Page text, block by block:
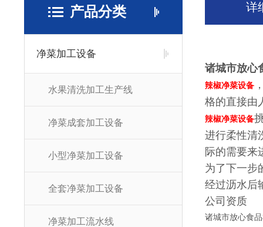
产品分类
净菜加工设备
水果清洗加工生产线
净菜成套加工设备
小型净菜加工设备
全套净菜加工设备
净菜加工流水线
详
诸城市放心
辣椒净菜设备
格的直接由
辣椒净菜设备
进行柔性清
际的需要来
为了下一步
经过沥水后
公司资质
诸城市放心食